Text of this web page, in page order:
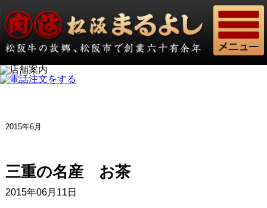
2015年6月
三重の名産 お茶
2015年06月11日